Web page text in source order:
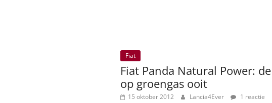
Fiat
Fiat Panda Natural Power:
op groengas ooit
15 oktober 2012 Lancia4Ever 1 reactie